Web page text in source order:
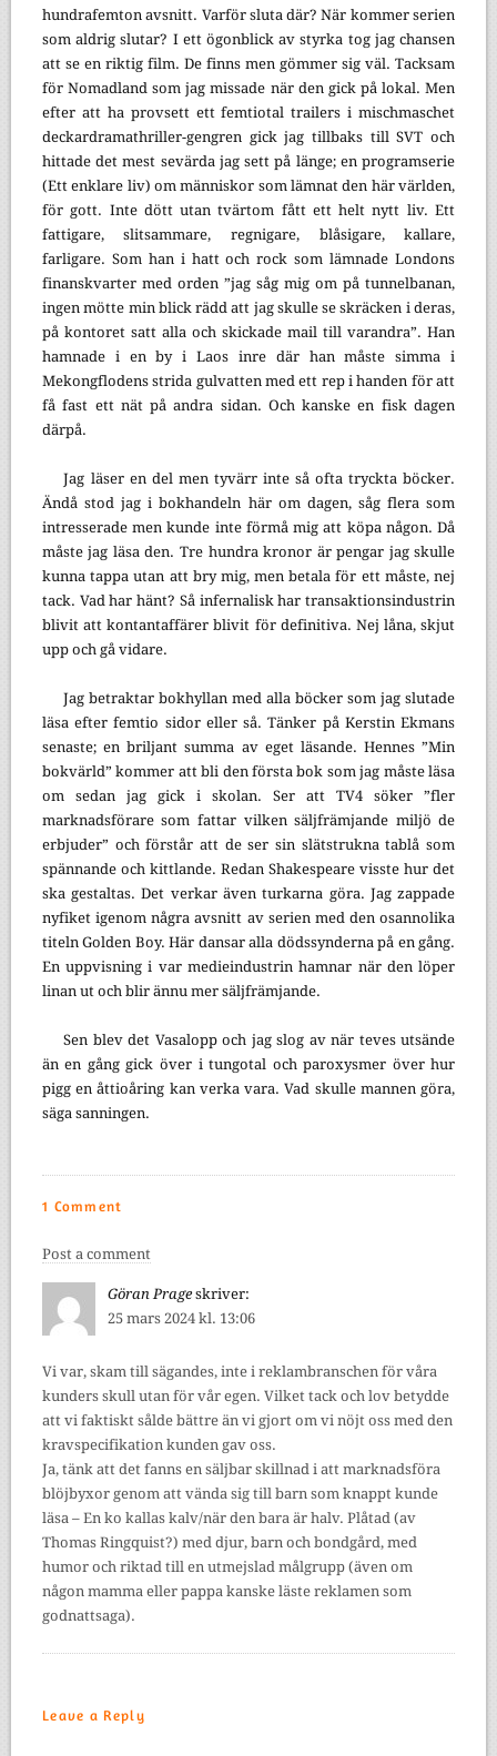
hundrafemton avsnitt. Varför sluta där? När kommer serien
som aldrig slutar? I ett ögonblick av styrka tog jag chansen
att se en riktig film. De finns men gömmer sig väl. Tacksam
för Nomadland som jag missade när den gick på lokal. Men
efter att ha provsett ett femtiotal trailers i mischmaschet
deckardramathriller-gengren gick jag tillbaks till SVT och
hittade det mest sevärda jag sett på länge; en programserie
(Ett enklare liv) om människor som lämnat den här världen,
för gott. Inte dött utan tvärtom fått ett helt nytt liv. Ett
fattigare, slitsammare, regnigare, blåsigare, kallare,
farligare. Som han i hatt och rock som lämnade Londons
finanskvarter med orden ”jag såg mig om på tunnelbanan,
ingen mötte min blick rädd att jag skulle se skräcken i deras,
på kontoret satt alla och skickade mail till varandra”. Han
hamnade i en by i Laos inre där han måste simma i
Mekongflodens strida gulvatten med ett rep i handen för att
få fast ett nät på andra sidan. Och kanske en fisk dagen
därpå.
Jag läser en del men tyvärr inte så ofta tryckta böcker.
Ändå stod jag i bokhandeln här om dagen, såg flera som
intresserade men kunde inte förmå mig att köpa någon. Då
måste jag läsa den. Tre hundra kronor är pengar jag skulle
kunna tappa utan att bry mig, men betala för ett måste, nej
tack. Vad har hänt? Så infernalisk har transaktionsindustrin
blivit att kontantaffärer blivit för definitiva. Nej låna, skjut
upp och gå vidare.
Jag betraktar bokhyllan med alla böcker som jag slutade
läsa efter femtio sidor eller så. Tänker på Kerstin Ekmans
senaste; en briljant summa av eget läsande. Hennes ”Min
bokvärld” kommer att bli den första bok som jag måste läsa
om sedan jag gick i skolan. Ser att TV4 söker ”fler
marknadsförare som fattar vilken säljfrämjande miljö de
erbjuder” och förstår att de ser sin slätstrukna tablå som
spännande och kittlande. Redan Shakespeare visste hur det
ska gestaltas. Det verkar även turkarna göra. Jag zappade
nyfiket igenom några avsnitt av serien med den osannolika
titeln Golden Boy. Här dansar alla dödssynderna på en gång.
En uppvisning i var medieindustrin hamnar när den löper
linan ut och blir ännu mer säljfrämjande.
Sen blev det Vasalopp och jag slog av när teves utsände
än en gång gick över i tungotal och paroxysmer över hur
pigg en åttioåring kan verka vara. Vad skulle mannen göra,
säga sanningen.
1 Comment
Post a comment
Göran Prage skriver:
25 mars 2024 kl. 13:06
Vi var, skam till sägandes, inte i reklambranschen för våra
kunders skull utan för vår egen. Vilket tack och lov betydde
att vi faktiskt sålde bättre än vi gjort om vi nöjt oss med den
kravspecifikation kunden gav oss.
Ja, tänk att det fanns en säljbar skillnad i att marknadsföra
blöjbyxor genom att vända sig till barn som knappt kunde
läsa – En ko kallas kalv/när den bara är halv. Plåtad (av
Thomas Ringquist?) med djur, barn och bondgård, med
humor och riktad till en utmejslad målgrupp (även om
någon mamma eller pappa kanske läste reklamen som
godnattsaga).
Leave a Reply